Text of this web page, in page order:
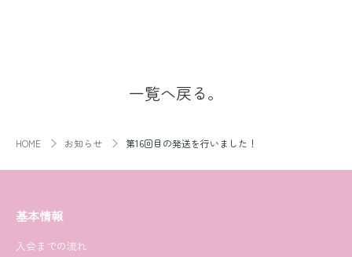
一覧へ戻る。
HOME お知らせ 第16回目の発送を行いました！
基本情報
入会までの流れ